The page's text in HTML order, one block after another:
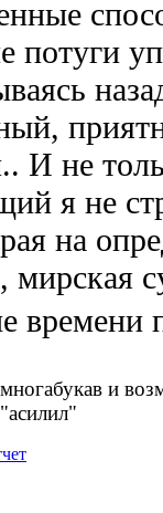
потуги
И не
я не
на
мирская
времени
и